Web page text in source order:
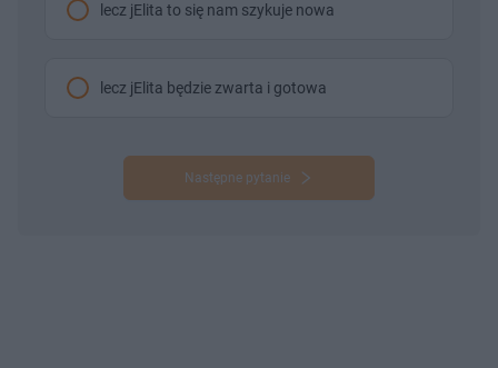
lecz jElita to się nam szykuje nowa
lecz jElita będzie zwarta i gotowa
Następne pytanie